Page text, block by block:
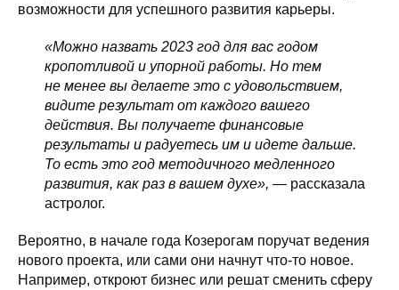
возможности для успешного развития карьеры.
«Можно назвать 2023 год для вас годом
кропотливой и упорной работы. Но тем
не менее вы делаете это с удовольствием,
видите результат от каждого вашего
действия. Вы получаете финансовые
результаты и радуетесь им и идете дальше.
То есть это год методичного медленного
развития, как раз в вашем духе», — рассказала
астролог.
Вероятно, в начале года Козерогам поручат ведения
нового проекта, или сами они начнут что-то новое.
Например, откроют бизнес или решат сменить сферу